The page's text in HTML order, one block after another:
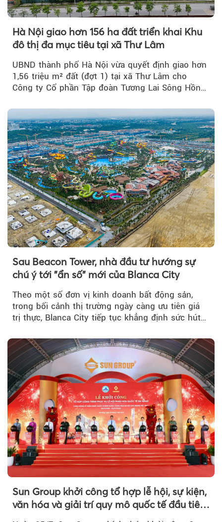
Hà Nội giao hơn 156 ha đất triển khai Khu
đô thị đa mục tiêu tại xã Thư Lâm
UBND thành phố Hà Nội vừa quyết định giao hơn
1,56 triệu m² đất (đợt 1) tại xã Thư Lâm cho
Công ty Cổ phần Tập đoàn Tương Lai Sông Hồng
Sau Beacon Tower, nhà đầu tư hướng sự
chú ý tới "ẩn số" mới của Blanca City
Theo một số đơn vị kinh doanh bất động sản,
trong bối cảnh thị trường ngày càng ưu tiên giá
trị thực, Blanca City tiếp tục khẳng định sức hút
Sun Group khởi công tổ hợp lễ hội, sự kiện,
văn hóa và giải trí quy mô quốc tế đầu tiên